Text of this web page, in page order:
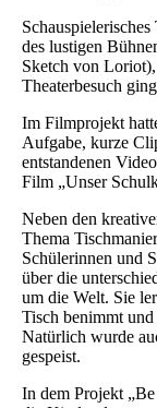
des lustigen
Sketch von
Theaterbesuch
Im Filmprojekt
Aufgabe, kurze
entstandenen
Film „Unser
Neben den
Thema
Schülerinnen und
über die
um die Welt. Sie
Tisch benimmt
Natürlich wurde
gespeist.
In dem Projekt